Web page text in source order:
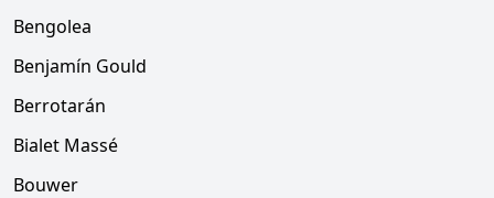
Bengolea
Benjamín Gould
Berrotarán
Bialet Massé
Bouwer